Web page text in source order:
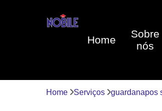
Home
Sobre
nós
Home Serviços guardanapos